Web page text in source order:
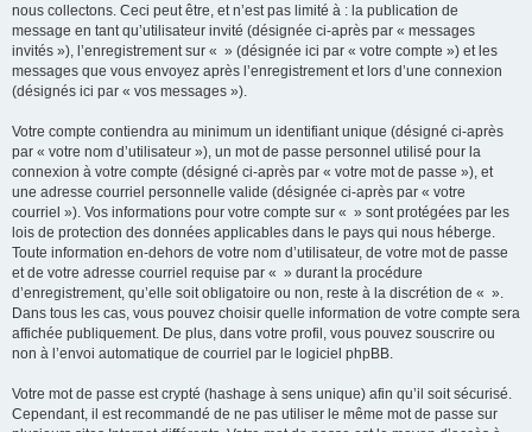
nous collectons. Ceci peut être, et n’est pas limité à : la publication de
message en tant qu’utilisateur invité (désignée ci-après par « messages
invités »), l’enregistrement sur « » (désignée ici par « votre compte ») et les
messages que vous envoyez après l’enregistrement et lors d’une connexion
(désignés ici par « vos messages »).
Votre compte contiendra au minimum un identifiant unique (désigné ci-après
par « votre nom d’utilisateur »), un mot de passe personnel utilisé pour la
connexion à votre compte (désigné ci-après par « votre mot de passe »), et
une adresse courriel personnelle valide (désignée ci-après par « votre
courriel »). Vos informations pour votre compte sur « » sont protégées par les
lois de protection des données applicables dans le pays qui nous héberge.
Toute information en-dehors de votre nom d’utilisateur, de votre mot de passe
et de votre adresse courriel requise par « » durant la procédure
d’enregistrement, qu’elle soit obligatoire ou non, reste à la discrétion de « ».
Dans tous les cas, vous pouvez choisir quelle information de votre compte sera
affichée publiquement. De plus, dans votre profil, vous pouvez souscrire ou
non à l’envoi automatique de courriel par le logiciel phpBB.
Votre mot de passe est crypté (hashage à sens unique) afin qu’il soit sécurisé.
Cependant, il est recommandé de ne pas utiliser le même mot de passe sur